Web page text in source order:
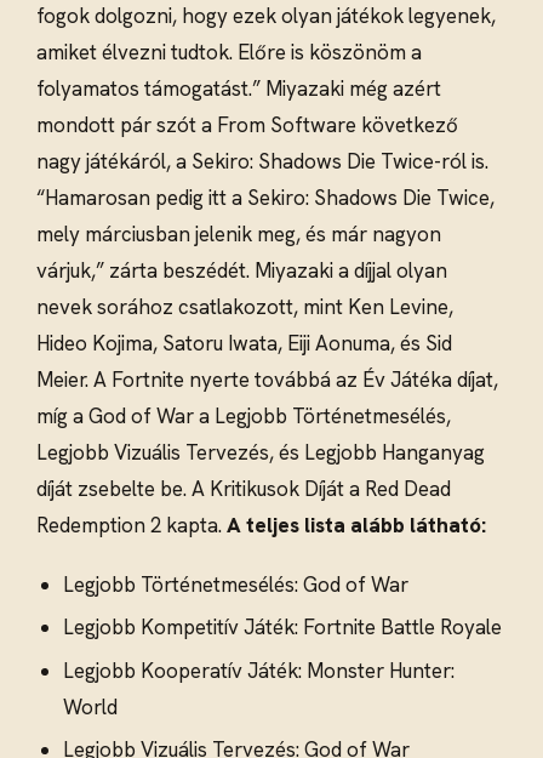
fogok dolgozni, hogy ezek olyan játékok legyenek,
amiket élvezni tudtok. Előre is köszönöm a
folyamatos támogatást.” Miyazaki még azért
mondott pár szót a From Software következő
nagy játékáról, a Sekiro: Shadows Die Twice-ról is.
“Hamarosan pedig itt a Sekiro: Shadows Die Twice,
mely márciusban jelenik meg, és már nagyon
várjuk,” zárta beszédét. Miyazaki a díjjal olyan
nevek sorához csatlakozott, mint Ken Levine,
Hideo Kojima, Satoru Iwata, Eiji Aonuma, és Sid
Meier. A Fortnite nyerte továbbá az Év Játéka díjat,
míg a God of War a Legjobb Történetmesélés,
Legjobb Vizuális Tervezés, és Legjobb Hanganyag
díját zsebelte be. A Kritikusok Díját a Red Dead
Redemption 2 kapta.A teljes lista alább látható:
Legjobb Történetmesélés: God of War
Legjobb Kompetitív Játék: Fortnite Battle Royale
Legjobb Kooperatív Játék: Monster Hunter:
World
Legjobb Vizuális Tervezés: God of War